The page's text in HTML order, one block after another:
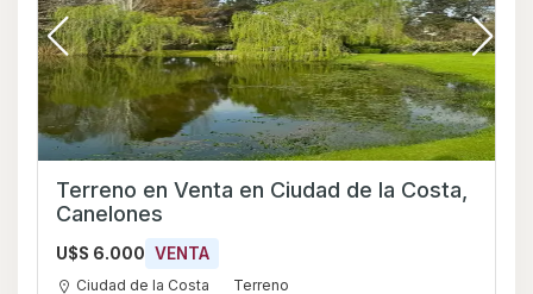
Terreno en Venta en Ciudad de la Costa,
Canelones
U$S 6.000 VENTA
Ciudad de la Costa Terreno